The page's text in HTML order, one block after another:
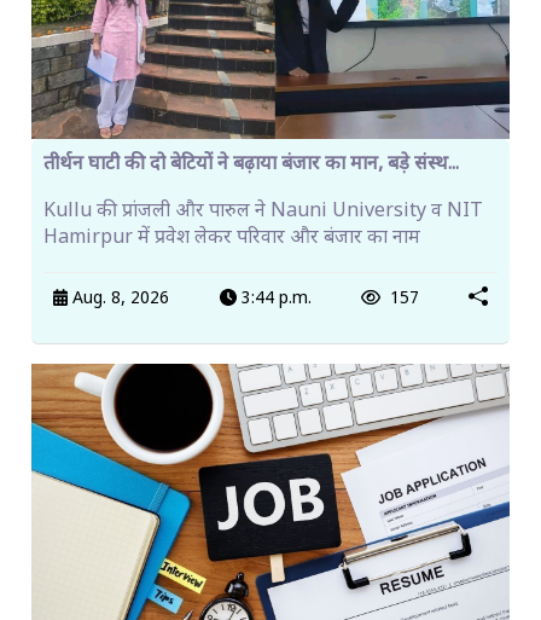
तीर्थन घाटी की दो बेटियों ने बढ़ाया बंजार का मान, बड़े संस्थ...
Kullu की प्रांजली और पारुल ने Nauni University व NIT
Hamirpur में प्रवेश लेकर परिवार और बंजार का नाम
Aug. 8, 2026 3:44 p.m. 157